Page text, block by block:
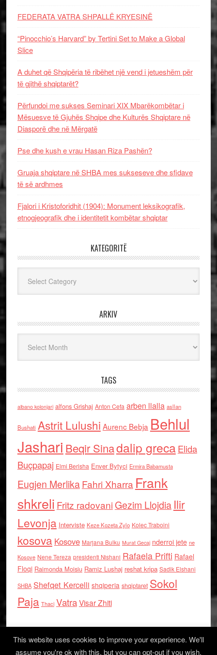
FEDERATA VATRA SHPALLË KRYESINË
“Pinocchio’s Harvard” by Tertini Set to Make a Global
Slice
A duhet që Shqipëria të ribëhet një vend i jetueshëm për
të gjithë shqiptarët?
Përfundoi me sukses Seminari XIX Mbarëkombëtar i
Mësuesve të Gjuhës Shqipe dhe Kulturës Shqiptare në
Diasporë dhe në Mërgatë
Pse dhe kush e vrau Hasan Riza Pashën?
Gruaja shqiptare në SHBA mes sukseseve dhe sfidave
të së ardhmes
Fjalori i Kristoforidhit (1904): Monument leksikografik,
etnogjeografik dhe i identitetit kombëtar shqiptar
KATEGORITË
ARKIV
TAGS
albano kolonjari alfons Grishaj Anton Cefa arben llalla asllan
Bushati Astrit Lulushi Aurenc Bebja Behlul
Jashari Beqir Sinadalip grecaElida
Buçpapaj Elmi Berisha Enver Bytyci Ermira Babamusta
Eugjen MerlikaFahri Xharra Frank
shkreli Fritz radovaniGezim Llojdia Ilir
Levonja Interviste Keze Kozeta Zylo Kolec Traboini
kosova Kosove Marjana Bulku Murat Gecaj nderroi jete ne
Kosove Nene Tereza presidenti Nishani Rafaela Prifti Rafael
Floqi Raimonda Moisiu Ramiz Lushaj reshat kripa Sadik Elshani
SHBA Shefqet Kercelli shqiperia shqiptaret Sokol
Paja Thaci VatraVisar Zhiti
This website uses cookies to improve your experience. We'll
assume you're ok with this, but you can opt-out if you wish.